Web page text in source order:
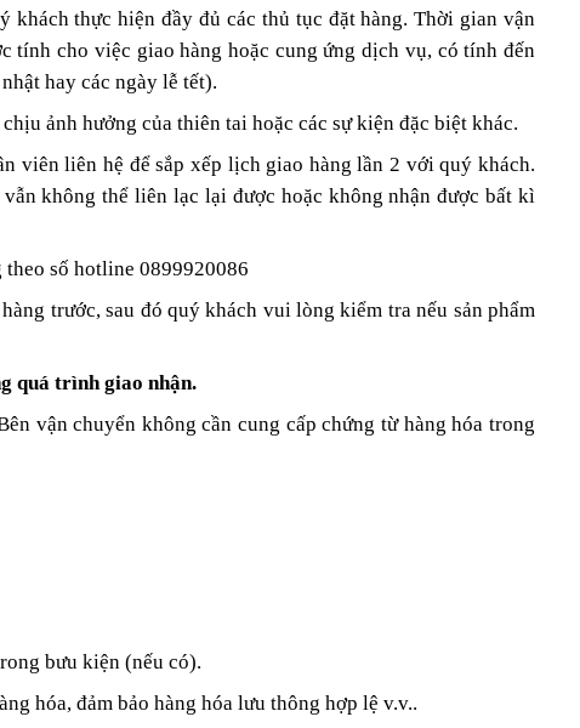
khách thực hiện đầy đủ các thủ tục đặt hàng. Thời gian vận
tính cho việc giao hàng hoặc cung ứng dịch vụ, có tính đến
hay các ngày lễ tết).
ảnh hưởng của thiên tai hoặc các sự kiện đặc biệt khác.
viên liên hệ để sắp xếp lịch giao hàng lần 2 với quý khách.
không thể liên lạc lại được hoặc không nhận được bất kì
số hotline 0899920086
trước, sau đó quý khách vui lòng kiểm tra nếu sản phẩm
quá trình giao nhận.
vận chuyển không cần cung cấp chứng từ hàng hóa trong
bưu kiện (nếu có).
hóa, đảm bảo hàng hóa lưu thông hợp lệ v.v..